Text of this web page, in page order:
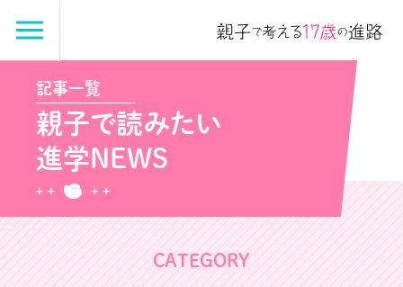
記事一覧
親子で読みたい
進学NEWS
CATEGORY